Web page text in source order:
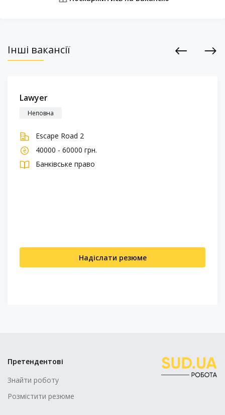
Інші вакансії
Lawyer
Неповна
Escape Road 2
40000 - 60000 грн.
Банківське право
Надіслати резюме
Претендентові
Знайти роботу
Розмістити резюме